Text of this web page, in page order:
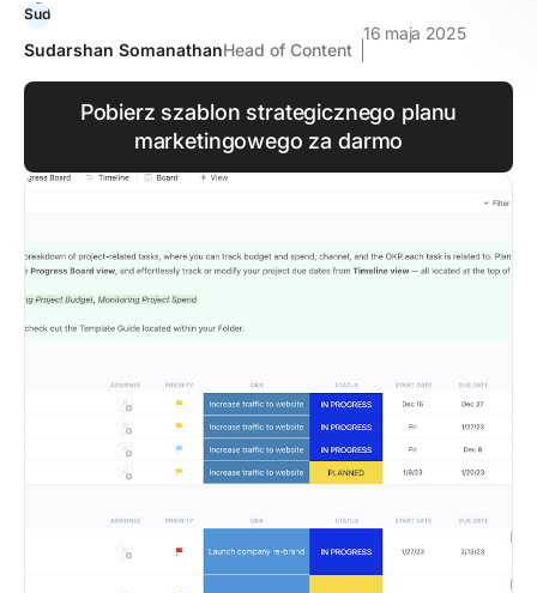
Sudarshan SomanathanHead of Content
16 maja 2025
Pobierz szablon strategicznego planu
marketingowego za darmo